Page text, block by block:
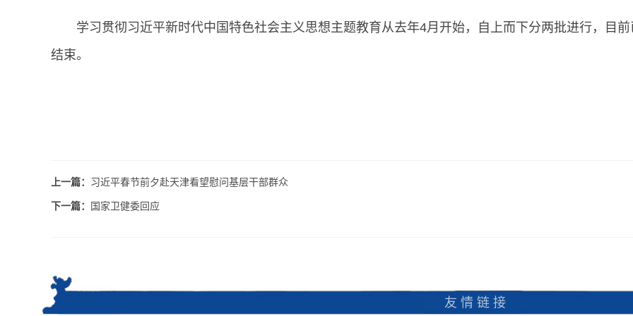
学习贯彻习近平新时代中国特色社会主义思想主题教育从去年4月开始，自上而下分两批进行，目
结束。
上一篇： 习近平春节前夕赴天津看望慰问基层干部群众
下一篇： 国家卫健委回应
友 情 链 接